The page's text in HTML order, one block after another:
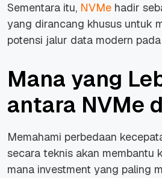
Sementara itu, NVMe hadir
yang dirancang khusus untuk
potensi jalur data modern pada
Mana yang
antara NVMe
Memahami perbedaan
secara teknis akan membantu
mana investment yang paling